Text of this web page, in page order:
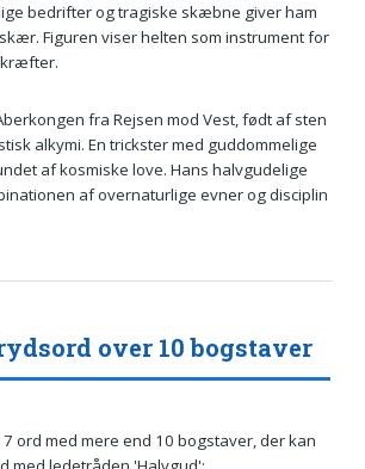
bedrifter og tragiske skæbne giver ham
Figuren viser helten som instrument for
fra Rejsen mod Vest, født af sten
alkymi. En trickster med guddommelige
af kosmiske love. Hans halvgudelige
af overnaturlige evner og disciplin
over 10 bogstaver
ord med mere end 10 bogstaver, der kan